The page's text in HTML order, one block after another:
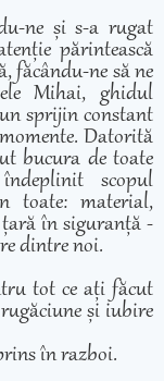
ne și s-a rugat
părintească
făcându-ne să ne
Mihai, ghidul
sprijin constant
Datorită
bucura de toate
scopul
toate: material,
în siguranță -
dintre noi.
tot ce ați făcut
și iubire
în razboi.